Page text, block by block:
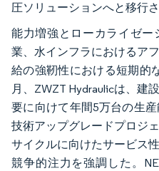
圧ソリューションへと移行さ
能力増強とローカライゼ
業、水インフラにおけるア
給の強靭性における短期的
月、ZWZT Hydraulicは、建
要に向けて年間5万台の生
技術アップグレードプロジ
サイクルに向けたサービス
競争的注力を強調した。